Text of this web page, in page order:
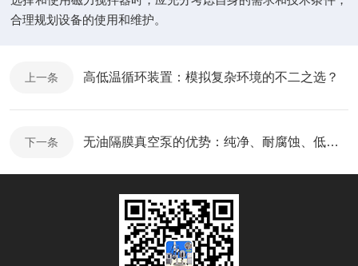
合理规划设备的使用和维护。
上一条 高低温循环装置：模拟复杂环境的不二之选？
下一条 无油隔膜真空泵的优势：纯净、耐腐蚀、低噪音